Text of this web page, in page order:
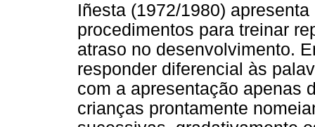
Iñesta (1972/1980)
procedimentos para treinar
atraso no desenvolvimento.
responder diferencial às
com a apresentação apenas
crianças prontamente